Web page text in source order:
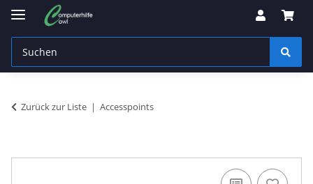
Zurück zur Liste Accesspoints